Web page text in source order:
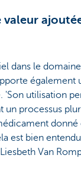
valeur
dans le
également
'Son utilisation
un processus
est bien
Van